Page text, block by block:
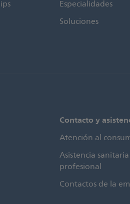
Especialidades
Soluciones
Contacto y
Atención al
Asistencia sanitaria
profesional
Contactos de la